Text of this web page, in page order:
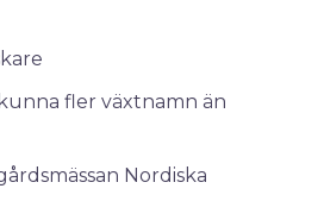
fler växtnamn än
Nordiska